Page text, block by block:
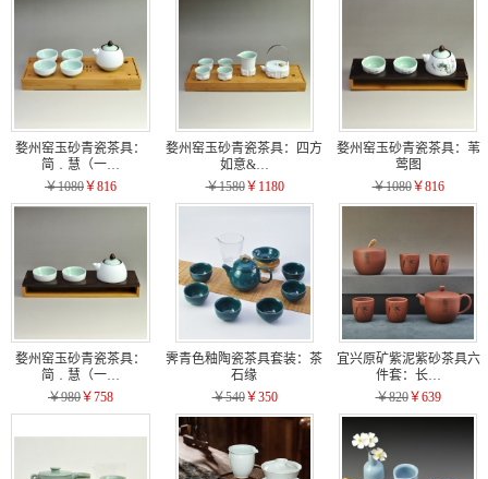
婺州窑玉砂青瓷茶具：
简﹒慧（一…
￥1080￥816
婺州窑玉砂青瓷茶具：四方
如意&…
￥1580￥1180
婺州窑玉砂青瓷茶具：苇
莺图
￥1080￥816
婺州窑玉砂青瓷茶具：
简﹒慧（一…
￥980￥758
霁青色釉陶瓷茶具套装：茶
石缘
￥540￥350
宜兴原矿紫泥紫砂茶具六
件套：长…
￥820￥639